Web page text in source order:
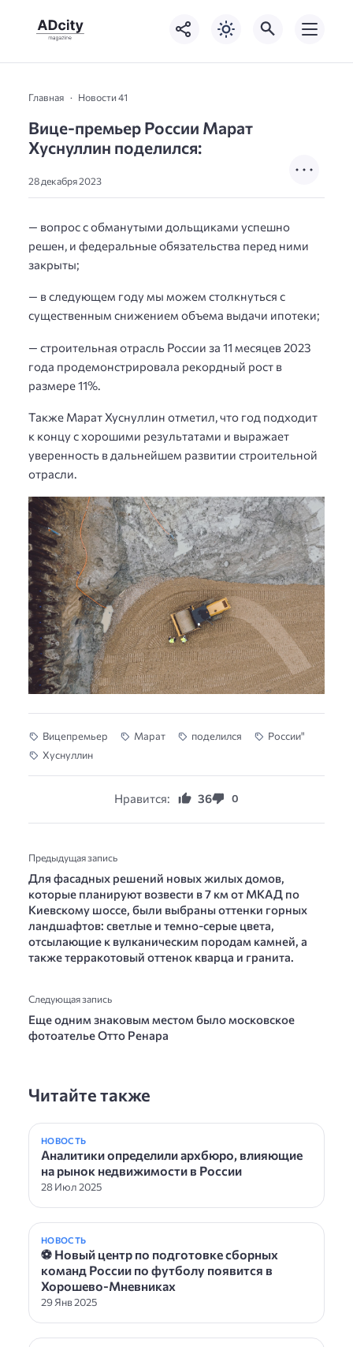
Главная Новости 41
Вице-премьер России Марат
Хуснуллин поделился:
28 декабря 2023
— вопрос с обманутыми дольщиками успешно
решен, и федеральные обязательства перед ними
закрыты;
— в следующем году мы можем столкнуться с
существенным снижением объема выдачи ипотеки;
— строительная отрасль России за 11 месяцев 2023
года продемонстрировала рекордный рост в
размере 11%.
Также Марат Хуснуллин отметил, что год подходит
к концу с хорошими результатами и выражает
уверенность в дальнейшем развитии строительной
отрасли.
Вицепремьер Марат поделился
России"
Хуснуллин
Нравится: 36 0
Предыдущая запись
Для фасадных решений новых жилых домов,
которые планируют возвести в 7 км от МКАД по
Киевскому шоссе, были выбраны оттенки горных
ландшафтов: светлые и темно-серые цвета,
отсылающие к вулканическим породам камней, а
также терракотовый оттенок кварца и гранита.
Следующая запись
Еще одним знаковым местом было московское
фотоателье Отто Ренара
Читайте также
НОВОСТЬ
Аналитики определили архбюро, влияющие
на рынок недвижимости в России
28 Июл 2025
НОВОСТЬ
⚽ Новый центр по подготовке сборных
команд России по футболу появится в
Хорошево-Мневниках
29 Янв 2025